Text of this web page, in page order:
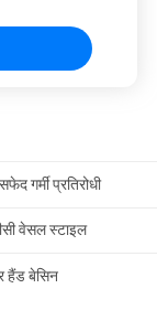
गर्मी प्रतिरोधी
वेसल स्टाइल
हैंड बेसिन